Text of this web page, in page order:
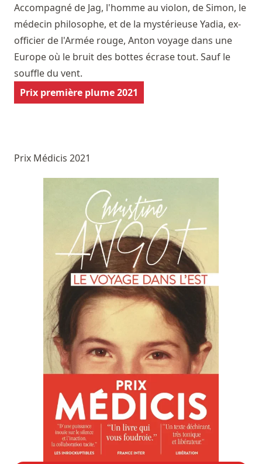
Accompagné de Jag, l'homme au violon, de Simon, le
médecin philosophe, et de la mystérieuse Yadia, ex-
officier de l'Armée rouge, Anton voyage dans une
Europe où le bruit des bottes écrase tout. Sauf le
souffle du vent.
Prix première plume 2021
Prix Médicis 2021